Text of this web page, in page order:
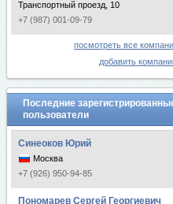
Транспортный проезд, 10
+7 (987) 001-09-79
посмотреть все
добавить
Последние
пользователи
Синеоков Юрий
Москва
+7 (926) 950-94-85
Пономарев Сергей Георгиевич